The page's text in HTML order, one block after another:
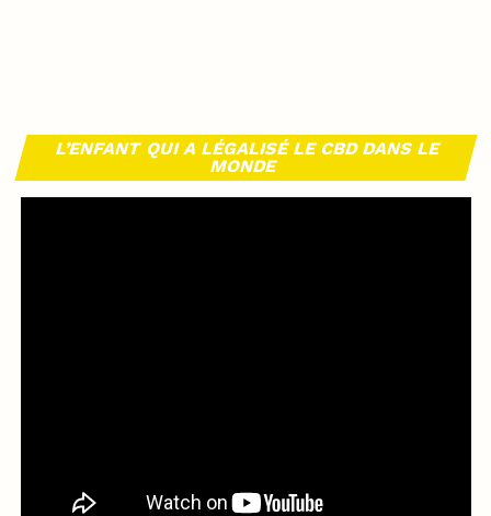
L’ENFANT QUI A LÉGALISÉ LE CBD DANS LE
MONDE